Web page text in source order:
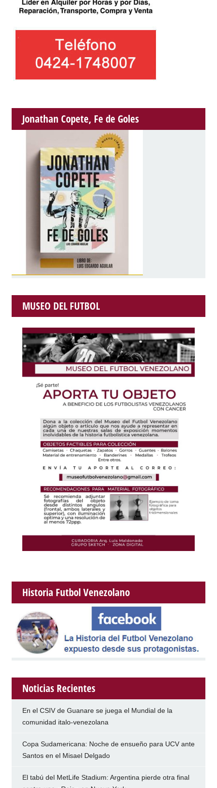
Jonathan Copete, Fe de Goles
MUSEO DEL FUTBOL
Historia Futbol Venezolano
Noticias Recientes
En el CSIV de Guanare se juega el Mundial de la
comunidad italo-venezolana
Copa Sudamericana: Noche de ensueño para UCV ante
Santos en el Misael Delgado
El tabú del MetLife Stadium: Argentina pierde otra final